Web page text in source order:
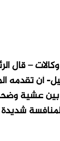
–قال
أن تقدمه
عشية
شديدة